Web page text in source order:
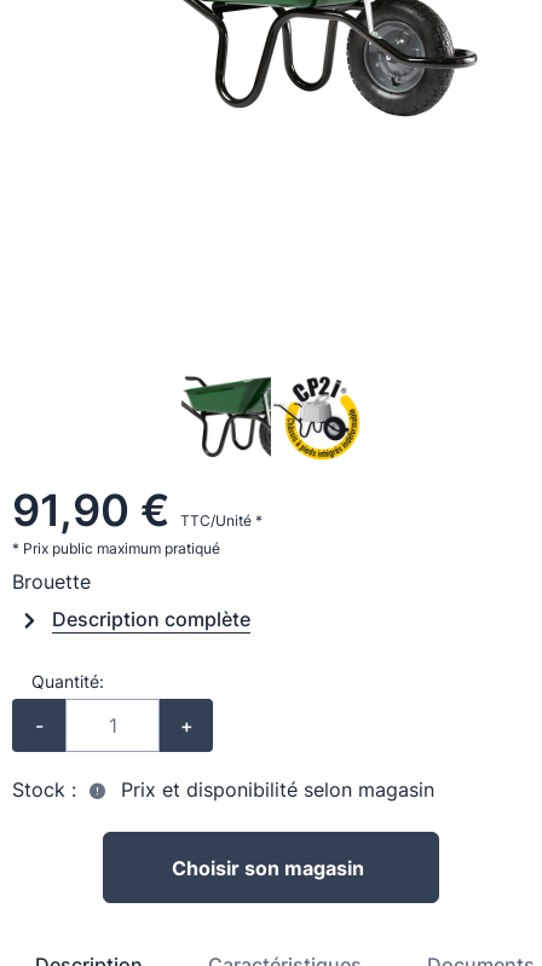
91,90 €
TTC/Unité *
* Prix public maximum pratiqué
Brouette
Description complète
Quantité:
- +
Stock : Prix et disponibilité selon magasin
Choisir son magasin